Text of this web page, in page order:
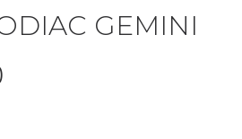
GEMINI